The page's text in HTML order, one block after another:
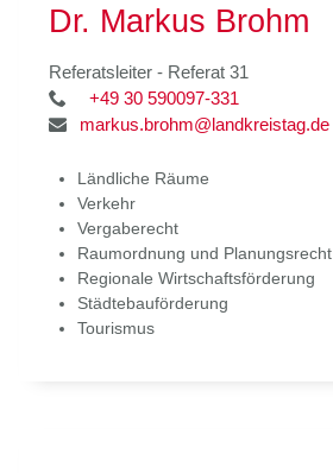
Dr. Markus Brohm
Referatsleiter - Referat 31
+49 30 590097-331
markus.brohm@landkreistag.de
Ländliche Räume
Verkehr
Vergaberecht
Raumordnung und Planungsrecht
Regionale Wirtschaftsförderung
Städtebauförderung
Tourismus